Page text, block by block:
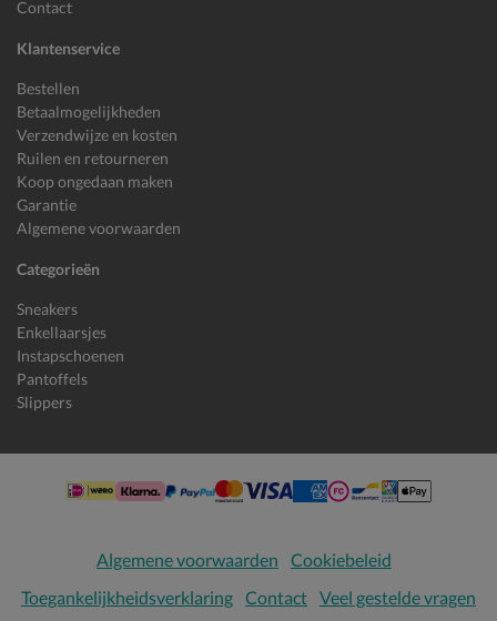
Contact
Klantenservice
Bestellen
Betaalmogelijkheden
Verzendwijze en kosten
Ruilen en retourneren
Koop ongedaan maken
Garantie
Algemene voorwaarden
Categorieën
Sneakers
Enkellaarsjes
Instapschoenen
Pantoffels
Slippers
Algemene voorwaarden
Cookiebeleid
Toegankelijkheidsverklaring Contact Veel gestelde vragen